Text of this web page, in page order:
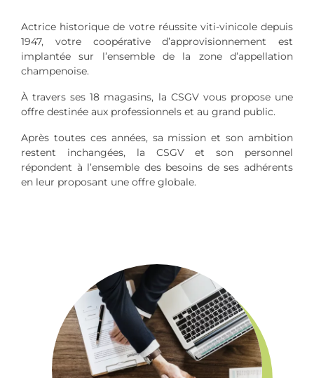
Actrice historique de votre réussite viti-vinicole depuis
1947, votre coopérative d’approvisionnement est
implantée sur l’ensemble de la zone d’appellation
champenoise.
À travers ses 18 magasins, la CSGV vous propose une
offre destinée aux professionnels et au grand public.
Après toutes ces années, sa mission et son ambition
restent inchangées, la CSGV et son personnel
répondent à l’ensemble des besoins de ses adhérents
en leur proposant une offre globale.